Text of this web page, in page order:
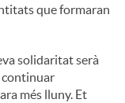
que formaran
solidaritat serà
continuar
més lluny. Et